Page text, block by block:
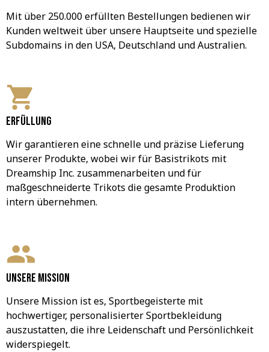
Mit über 250.000 erfüllten Bestellungen bedienen wir
Kunden weltweit über unsere Hauptseite und spezielle
Subdomains in den USA, Deutschland und Australien.
Erfüllung
Wir garantieren eine schnelle und präzise Lieferung
unserer Produkte, wobei wir für Basistrikots mit
Dreamship Inc. zusammenarbeiten und für
maßgeschneiderte Trikots die gesamte Produktion
intern übernehmen.
Unsere Mission
Unsere Mission ist es, Sportbegeisterte mit
hochwertiger, personalisierter Sportbekleidung
auszustatten, die ihre Leidenschaft und Persönlichkeit
widerspiegelt.